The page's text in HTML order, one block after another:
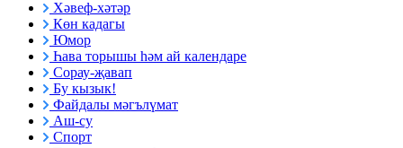
Хәвеф-хәтәр
Көн кадагы
Юмор
Һава торышы һәм ай календаре
Сорау-җавап
Бу кызык!
Файдалы мәгълүмат
Аш-су
Спорт